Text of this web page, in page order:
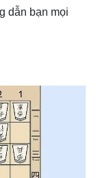
dẫn bạn mọi